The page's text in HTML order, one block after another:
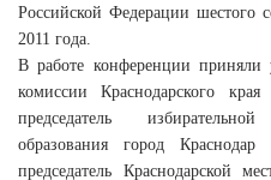
Российской Федерации шестого
2011 года.
В работе конференции приняли
комиссии Краснодарского
председатель
образования город
председатель Краснодарской